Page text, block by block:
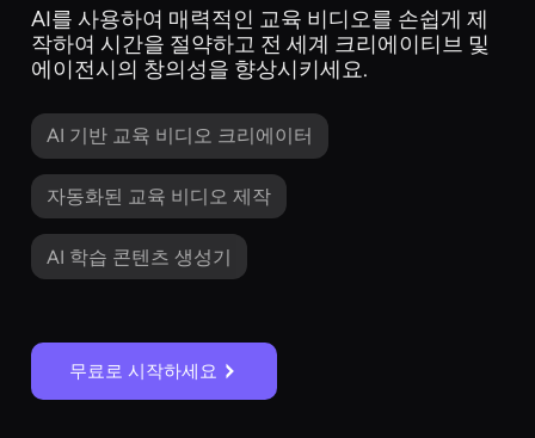
AI를 사용하여 매력적인 교육 비디오를 손쉽게 제
작하여 시간을 절약하고 전 세계 크리에이티브 및
에이전시의 창의성을 향상시키세요.
AI 기반 교육 비디오 크리에이터
자동화된 교육 비디오 제작
AI 학습 콘텐츠 생성기
무료로 시작하세요